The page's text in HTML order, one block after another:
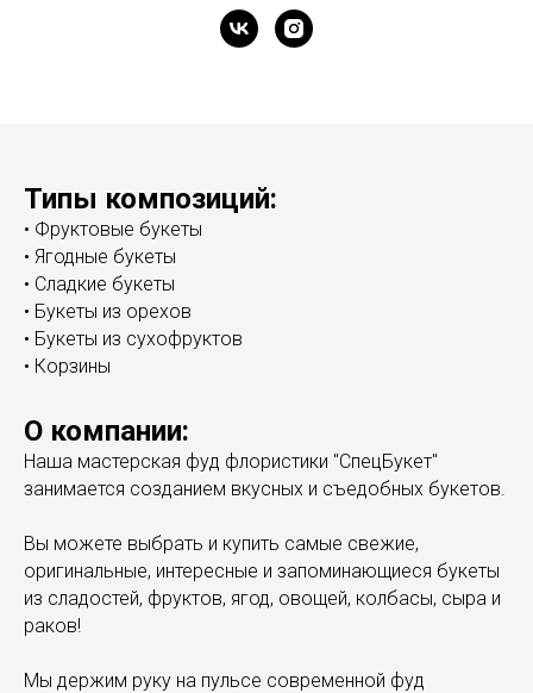
Типы композиций:
• Фруктовые букеты
• Ягодные букеты
• Сладкие букеты
• Букеты из орехов
• Букеты из сухофруктов
• Корзины
О компании:
Наша мастерская фуд флористики "СпецБукет"
занимается созданием вкусных и съедобных букетов.
Вы можете выбрать и купить самые свежие,
оригинальные, интересные и запоминающиеся букеты
из сладостей, фруктов, ягод, овощей, колбасы, сыра и
раков!
Мы держим руку на пульсе современной фуд